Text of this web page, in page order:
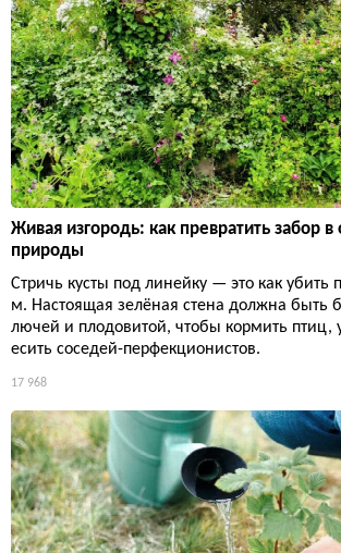
Живая изгородь: как превратить забор в
природы
Стричь кусты под линейку — это как убить
м. Настоящая зелёная стена должна быть
лючей и плодовитой, чтобы кормить птиц,
есить соседей-перфекционистов.
17 968